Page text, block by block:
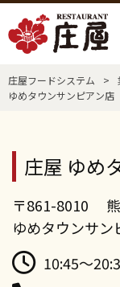
庄屋フードシステム >
ゆめタウンサンピアン店
庄屋 ゆめ
〒861-8010 熊
ゆめタウンサン
10:45～